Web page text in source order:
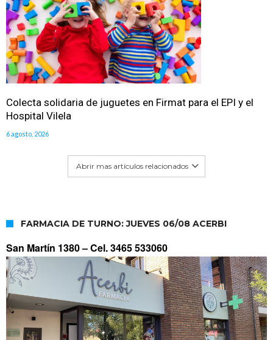
Colecta solidaria de juguetes en Firmat para el EPI y el
Hospital Vilela
6 agosto, 2026
Abrir mas artículos relacionados
FARMACIA DE TURNO: JUEVES 06/08 ACERBI
San Martín 1380 –Cel. 3465 533060